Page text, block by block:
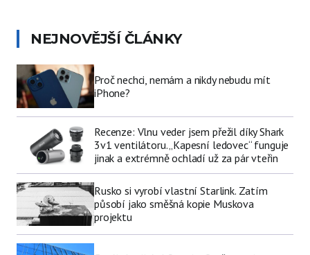
NEJNOVĚJŠÍ ČLÁNKY
Proč nechci, nemám a nikdy nebudu mít
iPhone?
Recenze: Vlnu veder jsem přežil díky Shark
3v1 ventilátoru. „Kapesní ledovec“ funguje
jinak a extrémně ochladí už za pár vteřin
Rusko si vyrobí vlastní Starlink. Zatím
působí jako směšná kopie Muskova
projektu